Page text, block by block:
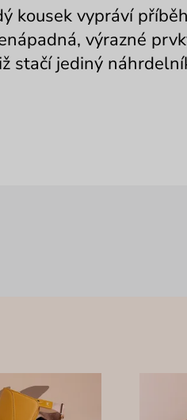
kousek vypráví
výrazné
stačí jediný